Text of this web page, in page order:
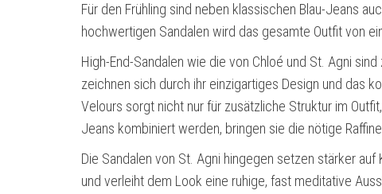
Für den Frühling sind neben klassischen Blau-Jeans
hochwertigen Sandalen wird das gesamte Outfit von
High-End-Sandalen wie die von Chloé und St. Agni
zeichnen sich durch ihr einzigartiges Design und das
Velours sorgt nicht nur für zusätzliche Struktur im
Jeans kombiniert werden, bringen sie die nötige
Die Sandalen von St. Agni hingegen setzen stärker
und verleiht dem Look eine ruhige, fast meditative